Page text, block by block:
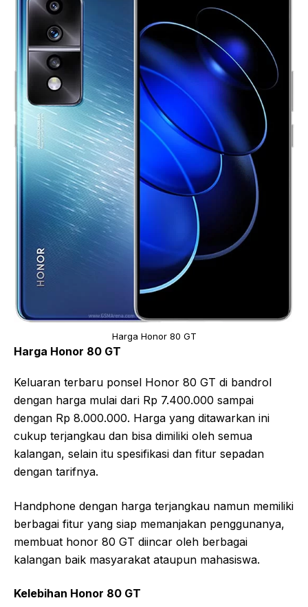
Harga Honor 80 GT
Harga Honor 80 GT
Keluaran terbaru ponsel Honor 80 GT di bandrol
dengan harga mulai dari Rp 7.400.000 sampai
dengan Rp 8.000.000. Harga yang ditawarkan ini
cukup terjangkau dan bisa dimiliki oleh semua
kalangan, selain itu spesifikasi dan fitur sepadan
dengan tarifnya.
Handphone dengan harga terjangkau namun memiliki
berbagai fitur yang siap memanjakan penggunanya,
membuat honor 80 GT diincar oleh berbagai
kalangan baik masyarakat ataupun mahasiswa.
Kelebihan Honor 80 GT